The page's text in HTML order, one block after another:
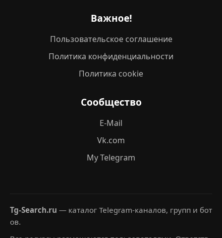
Важное!
Пользовательское соглашение
Политика конфиденциальности
Политика cookie
Сообщество
E-Mail
Vk.com
My Telegram
Tg-Search.ru — каталог Telegram-каналов, групп и бот
ов.